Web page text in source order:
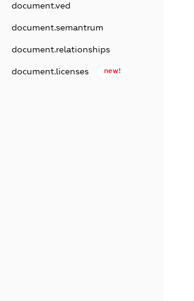
document.ved
document.semantrum
document.relationships
document.licenses new!